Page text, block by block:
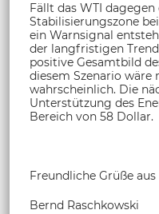
Fällt das WTI
Stabilisierungszone
ein Warnsignal
der langfristigen
positive Gesamtbild
diesem Szenario
wahrscheinlich. Die
Unterstützung des
Bereich von 58 Dollar.
Freundliche Grüße
Bernd Raschkowski